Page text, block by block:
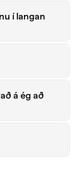
í langan
á ég að